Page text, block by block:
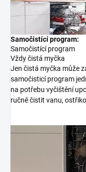
Samočistící program:
Samočistící program
Vždy čistá myčka
Jen čistá myčka může
samočisticí program
na potřebu vyčištění
ručně čistit vanu,